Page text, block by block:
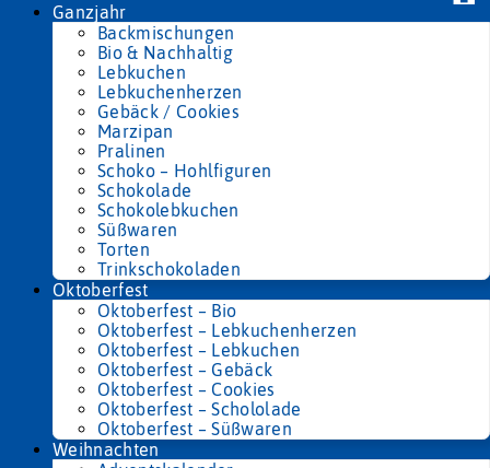
Ganzjahr
Backmischungen
Bio & Nachhaltig
Lebkuchen
Lebkuchenherzen
Gebäck / Cookies
Marzipan
Pralinen
Schoko – Hohlfiguren
Schokolade
Schokolebkuchen
Süßwaren
Torten
Trinkschokoladen
Oktoberfest
Oktoberfest – Bio
Oktoberfest – Lebkuchenherzen
Oktoberfest – Lebkuchen
Oktoberfest – Gebäck
Oktoberfest – Cookies
Oktoberfest – Schololade
Oktoberfest – Süßwaren
Weihnachten